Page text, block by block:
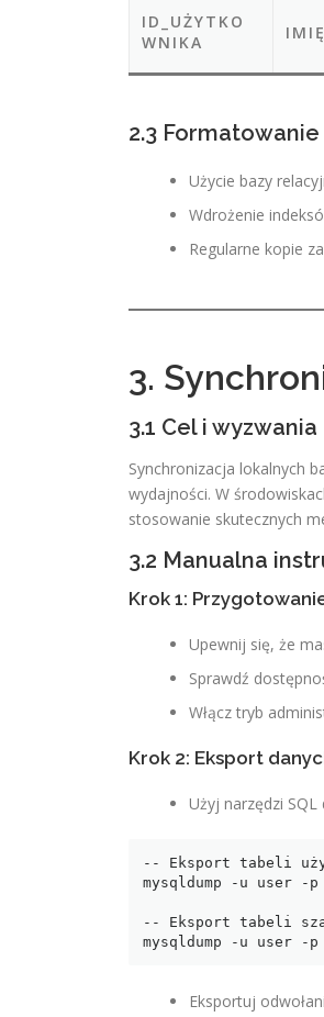
ID_UŻYTKO
WNIKA
IMIĘ
2.3
Użycie bazy
Wdrożenie
Regularne kopie
3.
3.1 Cel i wyzwania
Synchronizacja lokalnych
wydajności. W
stosowanie skutecznych
3.2 Manualna
Krok 1:
Upewnij się, że
Sprawdź
Włącz tryb
Krok 2: Eksport
Użyj narzędzi
-- Eksport tabeli
mysqldump -u user -
-- Eksport tabeli
mysqldump -u user -
Eksportuj